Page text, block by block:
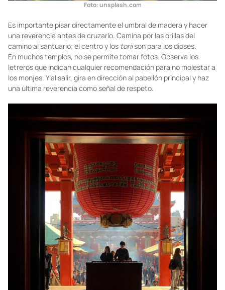
Foto: unsplash.com
Es importante pisar directamente el umbral de madera y hacer
una reverencia antes de cruzarlo. Camina por las orillas del
camino al santuario; el centro y lostoriison para los dioses.
En muchos templos, no se permite tomar fotos. Observa los
letreros que indican cualquier recomendación para no molestar a
una última reverencia como señal de respeto.